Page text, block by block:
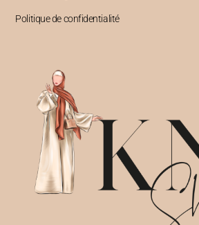
Politique de confidentialité